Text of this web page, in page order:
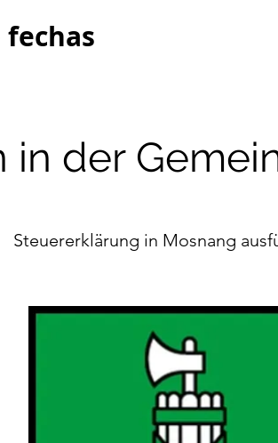
fechas
in der
Steuererklärung in Mosnang